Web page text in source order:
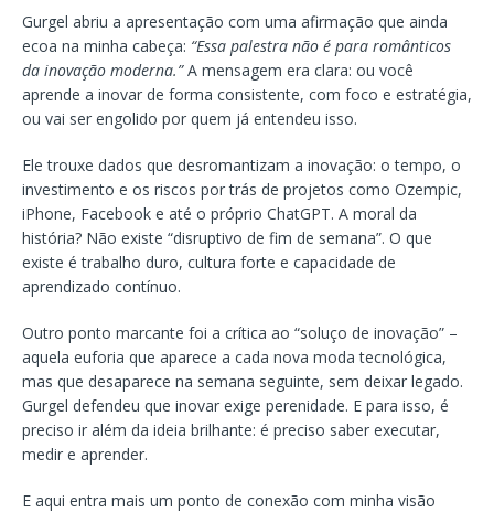
Gurgel abriu a apresentação com uma afirmação que ainda
ecoa na minha cabeça: “Essa palestra não é para românticos
da inovação moderna.”A mensagem era clara: ou você
aprende a inovar de forma consistente, com foco e estratégia,
ou vai ser engolido por quem já entendeu isso.
Ele trouxe dados que desromantizam a inovação: o tempo, o
investimento e os riscos por trás de projetos como Ozempic,
iPhone, Facebook e até o próprio ChatGPT. A moral da
história? Não existe “disruptivo de fim de semana”. O que
existe é trabalho duro, cultura forte e capacidade de
aprendizado contínuo.
Outro ponto marcante foi a crítica ao “soluço de inovação” –
aquela euforia que aparece a cada nova moda tecnológica,
mas que desaparece na semana seguinte, sem deixar legado.
Gurgel defendeu que inovar exige perenidade. E para isso, é
preciso ir além da ideia brilhante: é preciso saber executar,
medir e aprender.
E aqui entra mais um ponto de conexão com minha visão